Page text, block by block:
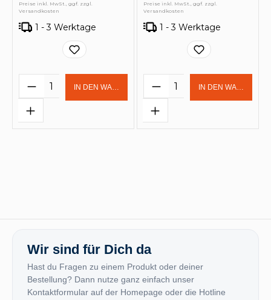
Preise inkl. MwSt., ggf. zzgl.
Versandkosten
1 - 3 Werktage
Produkt Anzahl: Gib den
IN DEN WARENKORB
Preise inkl. MwSt., ggf. zzgl.
Versandkosten
1 - 3 Werktage
Produkt Anzahl:
IN DEN
Wir sind für Dich da
Hast du Fragen zu einem Produkt oder deiner
Bestellung? Dann nutze ganz einfach unser
Kontaktformular auf der Homepage oder die Hotline